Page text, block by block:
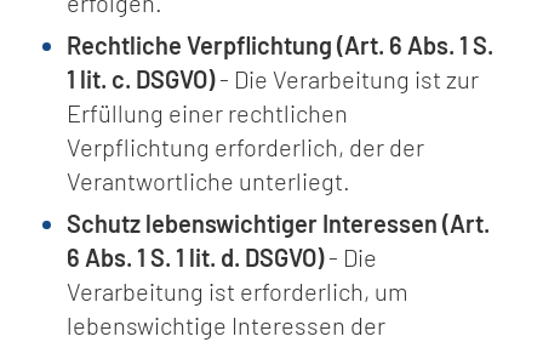
Rechtliche Verpflichtung (Art. 6 Abs. 1 S.
1 lit. c. DSGVO)- Die Verarbeitung ist zur
Erfüllung einer rechtlichen
Verpflichtung erforderlich, der der
Verantwortliche unterliegt.
Schutz lebenswichtiger Interessen (Art.
6 Abs. 1 S. 1 lit. d. DSGVO)- Die
Verarbeitung ist erforderlich, um
lebenswichtige Interessen der